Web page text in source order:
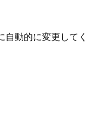
動的に変更してく